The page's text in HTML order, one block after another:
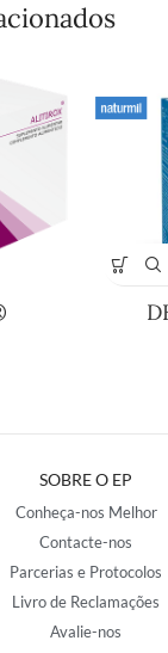
SOBRE O EP
Conheça-nos Melhor
Contacte-nos
Parcerias e Protocolos
Livro de Reclamações
Avalie-nos